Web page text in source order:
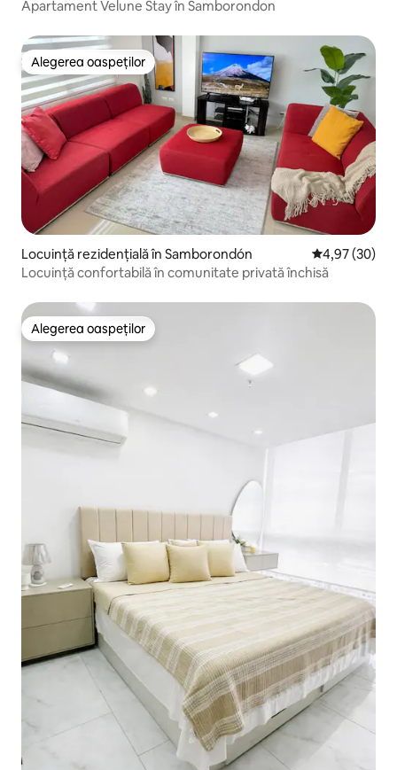
Apartament Velune Stay în Samborondon
Alegerea oaspeților
Alegerea oaspeților
Locuință rezidențială în Samborondón Scor mediu
4,97 (30)
Locuință confortabilă în comunitate privată închisă
Alegerea oaspeților
Alegerea oaspeților